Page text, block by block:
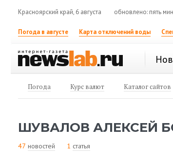
Красноярский край, 6 августа обновлено: пять
Погода в августе Карта отключений воды
Погода Курс валют Каталог сайтов
ШУВАЛОВ АЛЕКСЕЙ
47 новостей 1 статья